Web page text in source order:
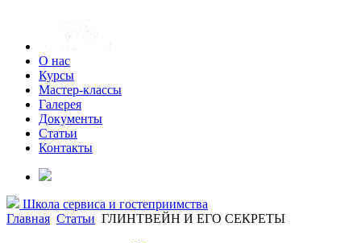
О нас
Курсы
Мастер-классы
Галерея
Документы
Статьи
Контакты
Школа сервиса и гостеприимства
Главная Статьи ГЛИНТВЕЙН И ЕГО СЕКРЕТЫ